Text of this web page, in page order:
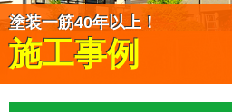
塗装一筋40年以上！
施工事例